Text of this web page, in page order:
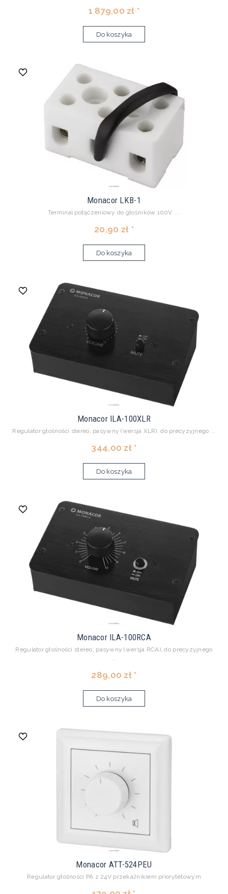
1 879,00 zł *
Do koszyka
Monacor LKB-1
Terminal połączeniowy do głośników 100V. ...
20,90 zł *
Do koszyka
Monacor ILA-100XLR
Regulator głośności stereo, pasywny (wersja XLR), do precyzyjnego ...
344,00 zł *
Do koszyka
Monacor ILA-100RCA
Regulator głośności stereo, pasywny (wersja RCA), do precyzyjnego
...
289,00 zł *
Do koszyka
Monacor ATT-524PEU
Regulator głośności PA z 24V przekaźnikiem priorytetowym